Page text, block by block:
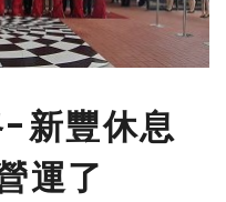
-新豐休息
運了